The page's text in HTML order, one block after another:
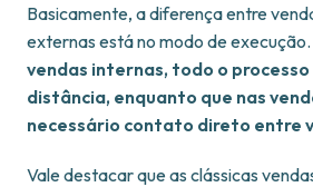
Basicamente, a diferença entre
externas está no modo de
vendas internas, todo o
distância, enquanto que nas
necessário contato direto entre
Vale destacar que as clássicas